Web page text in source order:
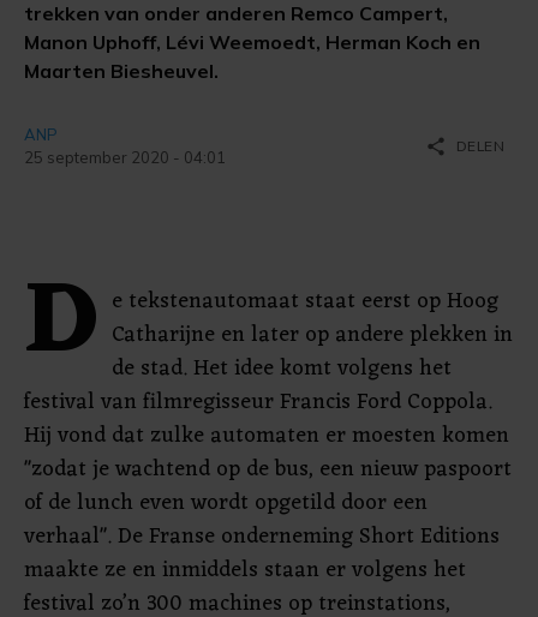
trekken van onder anderen Remco Campert,
Manon Uphoff, Lévi Weemoedt, Herman Koch en
Maarten Biesheuvel.
ANP
25 september 2020 - 04:01
share DELEN
D e tekstenautomaat staat eerst op Hoog
Catharijne en later op andere plekken in
de stad. Het idee komt volgens het
festival van filmregisseur Francis Ford Coppola.
Hij vond dat zulke automaten er moesten komen
"zodat je wachtend op de bus, een nieuw paspoort
of de lunch even wordt opgetild door een
verhaal". De Franse onderneming Short Editions
maakte ze en inmiddels staan er volgens het
festival zo’n 300 machines op treinstations,